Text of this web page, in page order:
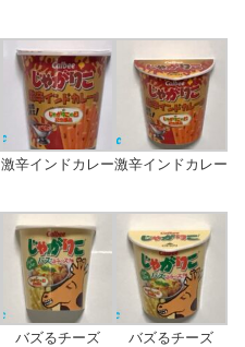
激辛インドカレー激辛インドカレー
バズるチーズ バズるチーズ